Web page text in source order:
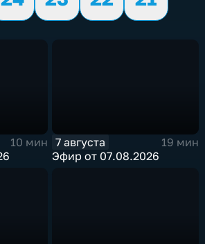
10 мин
7 августа
19 мин
Эфир от 07.08.2026